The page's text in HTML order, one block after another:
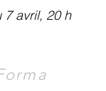
7 avril, 20 h